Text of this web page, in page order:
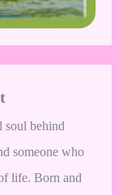
soul behind
someone who
life. Born and